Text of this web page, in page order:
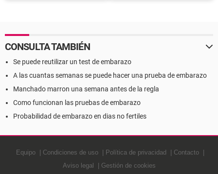
CONSULTA TAMBIÉN
Se puede reutilizar un test de embarazo
A las cuantas semanas se puede hacer una prueba de embarazo
Manchado marron una semana antes de la regla
Como funcionan las pruebas de embarazo
Probabilidad de embarazo en dias no fertiles
Equipo Condiciones de uso Política de privacidad
Contacto
Aviso legal
Gestión de cookies